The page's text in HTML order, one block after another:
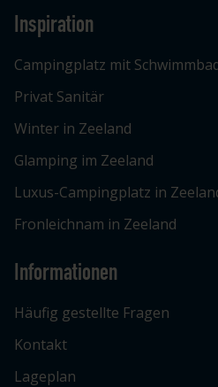
Inspiration
Campingplatz mit
Privat Sanitär
Winter in Zeeland
Glamping im Zeeland
Luxus-Campingplatz in
Fronleichnam in Zeeland
Informationen
Häufig gestellte Fragen
Kontakt
Lageplan